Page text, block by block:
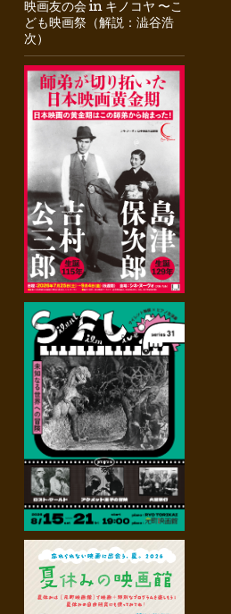
映画友の会 in キノコヤ 〜こ
ども映画祭（解説：澁谷浩
次）